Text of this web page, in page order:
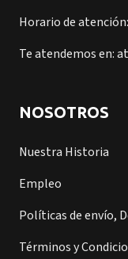
Horario de
Te atendemos en:
NOSOTROS
Nuestra Historia
Empleo
Políticas de envío,
Términos y